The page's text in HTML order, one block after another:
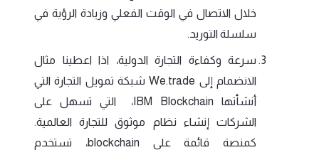
خلال الاتصال في الوقت الفعلي وزيادة الرؤية في
سلسلة التوريد.
سرعة وكفاءة التجارة الدولية، اذا اعطينا مثال
الانضمام إلى We.trade شبكة تمويل التجارة التي
أنشأتها IBM Blockchain، التي تسهل على
الشركات إنشاء نظام موثوق للتجارة العالمية.
كمنصة قائمة على blockchain، تستخدم